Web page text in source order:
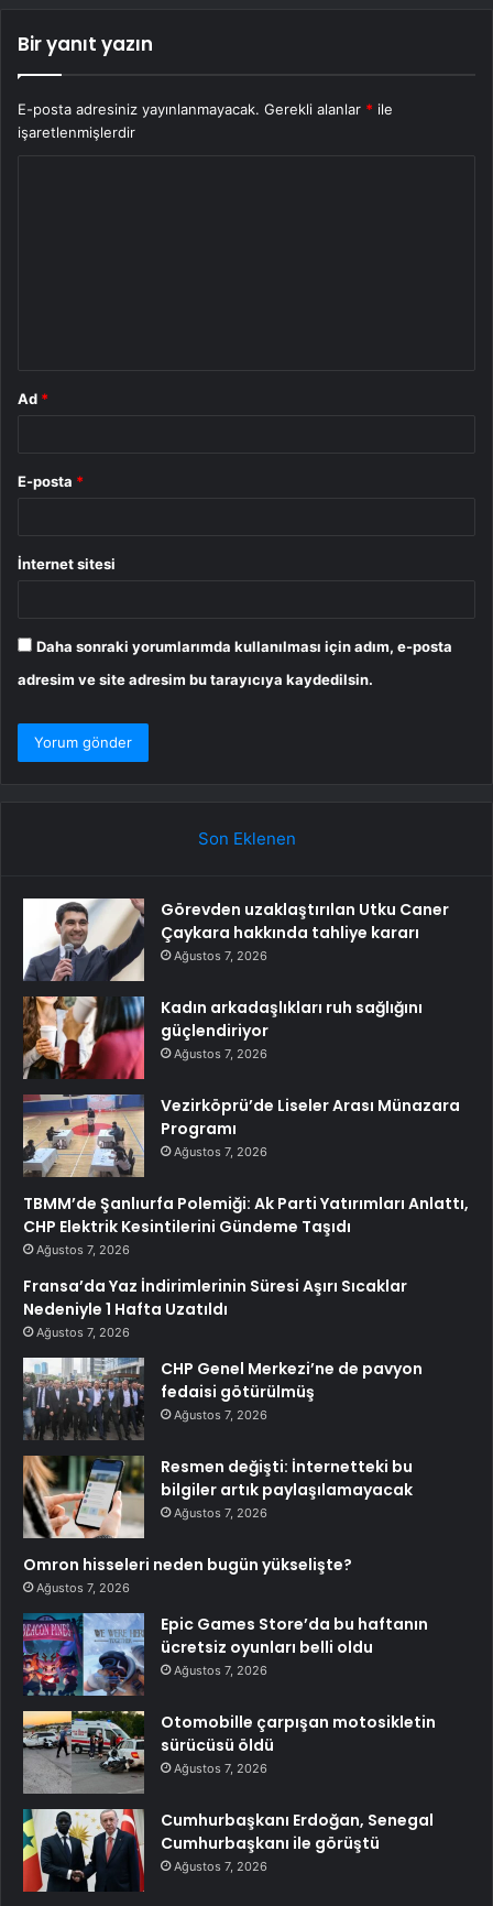
Bir yanıt yazın
E-posta adresiniz yayınlanmayacak. Gerekli alanlar * ile
işaretlenmişlerdir
Ad *
E-posta *
İnternet sitesi
Daha sonraki yorumlarımda kullanılması için adım, e-posta
adresim ve site adresim bu tarayıcıya kaydedilsin.
Son Eklenen
Görevden uzaklaştırılan Utku Caner
Çaykara hakkında tahliye kararı
Ağustos 7, 2026
Kadın arkadaşlıkları ruh sağlığını
güçlendiriyor
Ağustos 7, 2026
Vezirköprü’de Liseler Arası Münazara
Programı
Ağustos 7, 2026
TBMM’de Şanlıurfa Polemiği: Ak Parti Yatırımları Anlattı,
CHP Elektrik Kesintilerini Gündeme Taşıdı
Ağustos 7, 2026
Fransa’da Yaz İndirimlerinin Süresi Aşırı Sıcaklar
Nedeniyle 1 Hafta Uzatıldı
Ağustos 7, 2026
CHP Genel Merkezi’ne de pavyon
fedaisi götürülmüş
Ağustos 7, 2026
Resmen değişti: İnternetteki bu
bilgiler artık paylaşılamayacak
Ağustos 7, 2026
Omron hisseleri neden bugün yükselişte?
Ağustos 7, 2026
Epic Games Store’da bu haftanın
ücretsiz oyunları belli oldu
Ağustos 7, 2026
Otomobille çarpışan motosikletin
sürücüsü öldü
Ağustos 7, 2026
Cumhurbaşkanı Erdoğan, Senegal
Cumhurbaşkanı ile görüştü
Ağustos 7, 2026